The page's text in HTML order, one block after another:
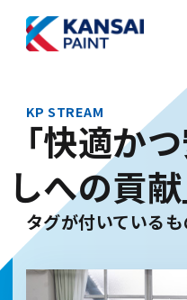
KP STREAM
「快適か
しへの貢献
タグが付いているも